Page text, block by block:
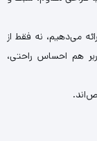
می‌دهیم، نه فقط از
هم احساس راحتی،